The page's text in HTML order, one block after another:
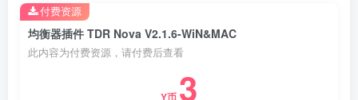
均衡器插件 TDR Nova V2.1.6-WiN&MAC
此内容为付费资源，请付费后查看
Y币 3
付费资源